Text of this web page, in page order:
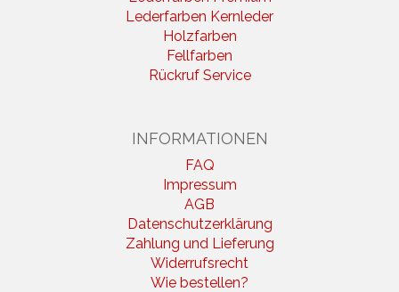
Lederfarben Kernleder
Holzfarben
Fellfarben
Rückruf Service
INFORMATIONEN
FAQ
Impressum
AGB
Datenschutzerklärung
Zahlung und Lieferung
Widerrufsrecht
Wie bestellen?